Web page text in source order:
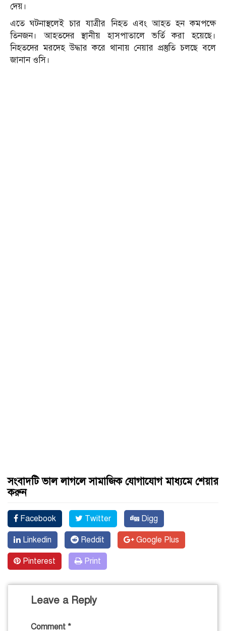
দেয়।
এতে ঘটনাস্থলেই চার যাত্রীর নিহত এবং আহত হন কমপক্ষে
তিনজন। আহতদের স্থানীয় হাসপাতালে ভর্তি করা হয়েছে।
নিহতদের মরদেহ উদ্ধার করে থানায় নেয়ার প্রস্তুতি চলছে বলে
জানান ওসি।
সংবাদটি ভাল লাগলে সামাজিক যোগাযোগ মাধ্যমে শেয়ার
করুন
Facebook Twitter Digg
Linkedin Reddit Google Plus
Pinterest Print
Leave a Reply
Comment *